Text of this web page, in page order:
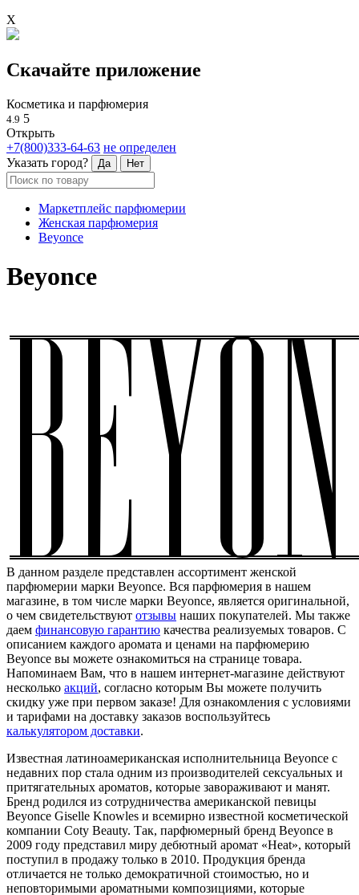
X
Скачайте приложение
Косметика и парфюмерия
4.9 5
Открыть
+7(800)333-64-63 не определен
Указать город?
Да Нет
Маркетплейс парфюмерии
Женская парфюмерия
Beyonce
Beyonce
В данном разделе представлен ассортимент женской
парфюмерии марки Beyonce. Вся парфюмерия в нашем
магазине, в том числе марки Beyonce, является оригинальной,
о чем свидетельствуют отзывы наших покупателей. Мы также
даем финансовую гарантию качества реализуемых товаров. С
описанием каждого аромата и ценами на парфюмерию
Beyonce вы можете ознакомиться на странице товара.
Напоминаем Вам, что в нашем интернет-магазине действуют
несколько акций, согласно которым Вы можете получить
скидку уже при первом заказе! Для ознакомления с условиями
и тарифами на доставку заказов воспользуйтесь
калькулятором доставки.
Известная латиноамериканская исполнительница Beyonce с
недавних пор стала одним из производителей сексуальных и
притягательных ароматов, которые завораживают и манят.
Бренд родился из сотрудничества американской певицы
Beyonce Giselle Knowles и всемирно известной косметической
компании Coty Beauty. Так, парфюмерный бренд Beyonce в
2009 году представил миру дебютный аромат «Heat», который
поступил в продажу только в 2010. Продукция бренда
отличается не только демократичной стоимостью, но и
неповторимыми ароматными композициями, которые